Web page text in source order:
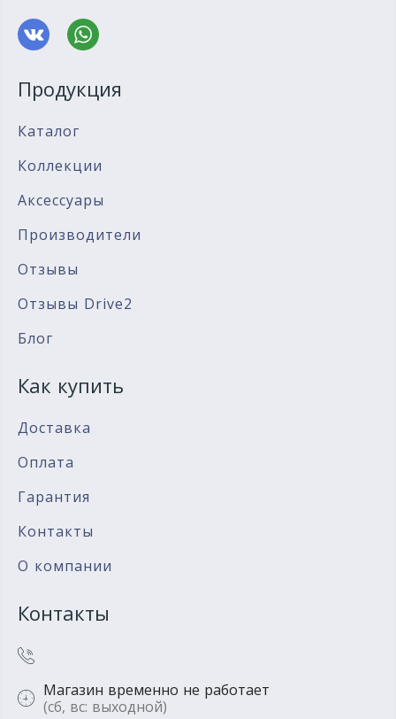
Продукция
Каталог
Коллекции
Аксессуары
Производители
Отзывы
Отзывы Drive2
Блог
Как купить
Доставка
Оплата
Гарантия
Контакты
О компании
Контакты
Магазин временно не работает
(сб, вс: выходной)